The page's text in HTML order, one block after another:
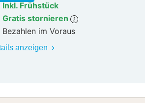
Inkl. Frühstück
Gratis stornieren
Bezahlen im Voraus
anzeigen